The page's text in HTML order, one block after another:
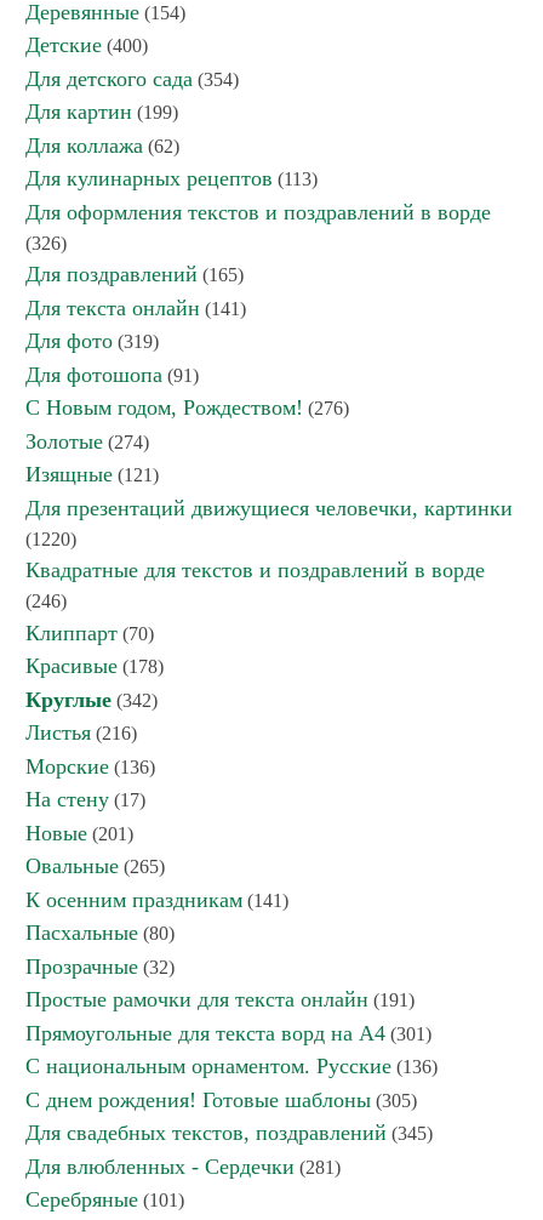
Деревянные (154)
Детские (400)
Для детского сада (354)
Для картин (199)
Для коллажа (62)
Для кулинарных рецептов (113)
Для оформления текстов и поздравлений в ворде
(326)
Для поздравлений (165)
Для текста онлайн (141)
Для фото (319)
Для фотошопа (91)
С Новым годом, Рождеством! (276)
Золотые (274)
Изящные (121)
Для презентаций движущиеся человечки, картинки
(1220)
Квадратные для текстов и поздравлений в ворде
(246)
Клиппарт (70)
Красивые (178)
Круглые (342)
Листья (216)
Морские (136)
На стену (17)
Новые (201)
Овальные (265)
К осенним праздникам (141)
Пасхальные (80)
Прозрачные (32)
Простые рамочки для текста онлайн (191)
Прямоугольные для текста ворд на А4 (301)
С национальным орнаментом. Русские (136)
С днем рождения! Готовые шаблоны (305)
Для свадебных текстов, поздравлений (345)
Для влюбленных - Сердечки (281)
Серебряные (101)